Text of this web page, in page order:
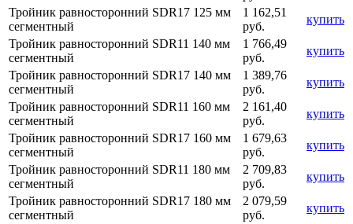
Тройник равносторонний SDR17 125 мм
сегментный
1 162,51
руб.
купить
Тройник равносторонний SDR11 140 мм
сегментный
1 766,49
руб.
купить
Тройник равносторонний SDR17 140 мм
сегментный
1 389,76
руб.
купить
Тройник равносторонний SDR11 160 мм
сегментный
2 161,40
руб.
купить
Тройник равносторонний SDR17 160 мм
сегментный
1 679,63
руб.
купить
Тройник равносторонний SDR11 180 мм
сегментный
2 709,83
руб.
купить
Тройник равносторонний SDR17 180 мм
сегментный
2 079,59
руб.
купить